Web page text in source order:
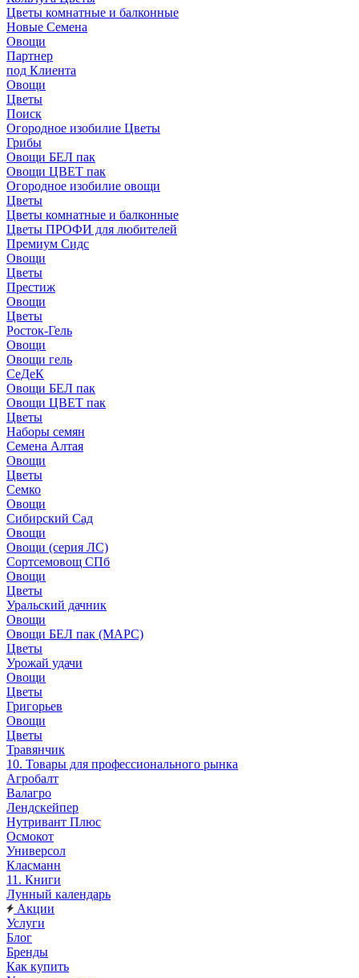
Цветы комнатные и балконные
Новые Семена
Овощи
Партнер
под Клиента
Овощи
Цветы
Поиск
Огородное изобилие Цветы
Грибы
Овощи БЕЛ пак
Овощи ЦВЕТ пак
Огородное изобилие овощи
Цветы
Цветы комнатные и балконные
Цветы ПРОФИ для любителей
Премиум Сидс
Овощи
Цветы
Престиж
Овощи
Цветы
Росток-Гель
Овощи
Овощи гель
СеДеК
Овощи БЕЛ пак
Овощи ЦВЕТ пак
Цветы
Наборы семян
Семена Алтая
Овощи
Цветы
Семко
Овощи
Сибирский Сад
Овощи
Овощи (серия ЛС)
Сортсемовощ СПб
Овощи
Цветы
Уральский дачник
Овощи
Овощи БЕЛ пак (МАРС)
Цветы
Урожай удачи
Овощи
Цветы
Григорьев
Овощи
Цветы
Травянчик
10. Товары для профессионального рынка
Агробалт
Валагро
Лендскейпер
Нутривант Плюс
Осмокот
Универсол
Класманн
11. Книги
Лунный календарь
Акции
Услуги
Блог
Бренды
Как купить